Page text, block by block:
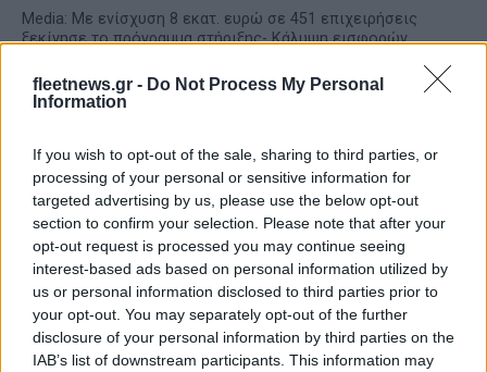
fleetnews.gr - Do Not Process My Personal
Information
If you wish to opt-out of the sale, sharing to third parties, or
processing of your personal or sensitive information for
targeted advertising by us, please use the below opt-out
section to confirm your selection. Please note that after your
opt-out request is processed you may continue seeing
interest-based ads based on personal information utilized by
us or personal information disclosed to third parties prior to
your opt-out. You may separately opt-out of the further
disclosure of your personal information by third parties on the
IAB’s list of downstream participants. This information may
Media: Με ενίσχυση 8 εκατ. ευρώ σε 451 επιχειρήσεις
ξεκίνησε το πρόγραμμα στήριξης- Κάλυψη εισφορών
Η Toyota φέρνει νέα γενιά
μπαταριών για τα υβριδικά
της
Σε κινεζική… πολιορκία η
ευρωπαϊκή
αυτοκινητοβιομηχανία